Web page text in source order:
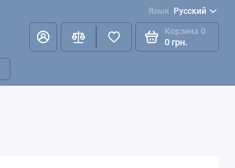
Язык Русский
Корзина 0
0 грн.